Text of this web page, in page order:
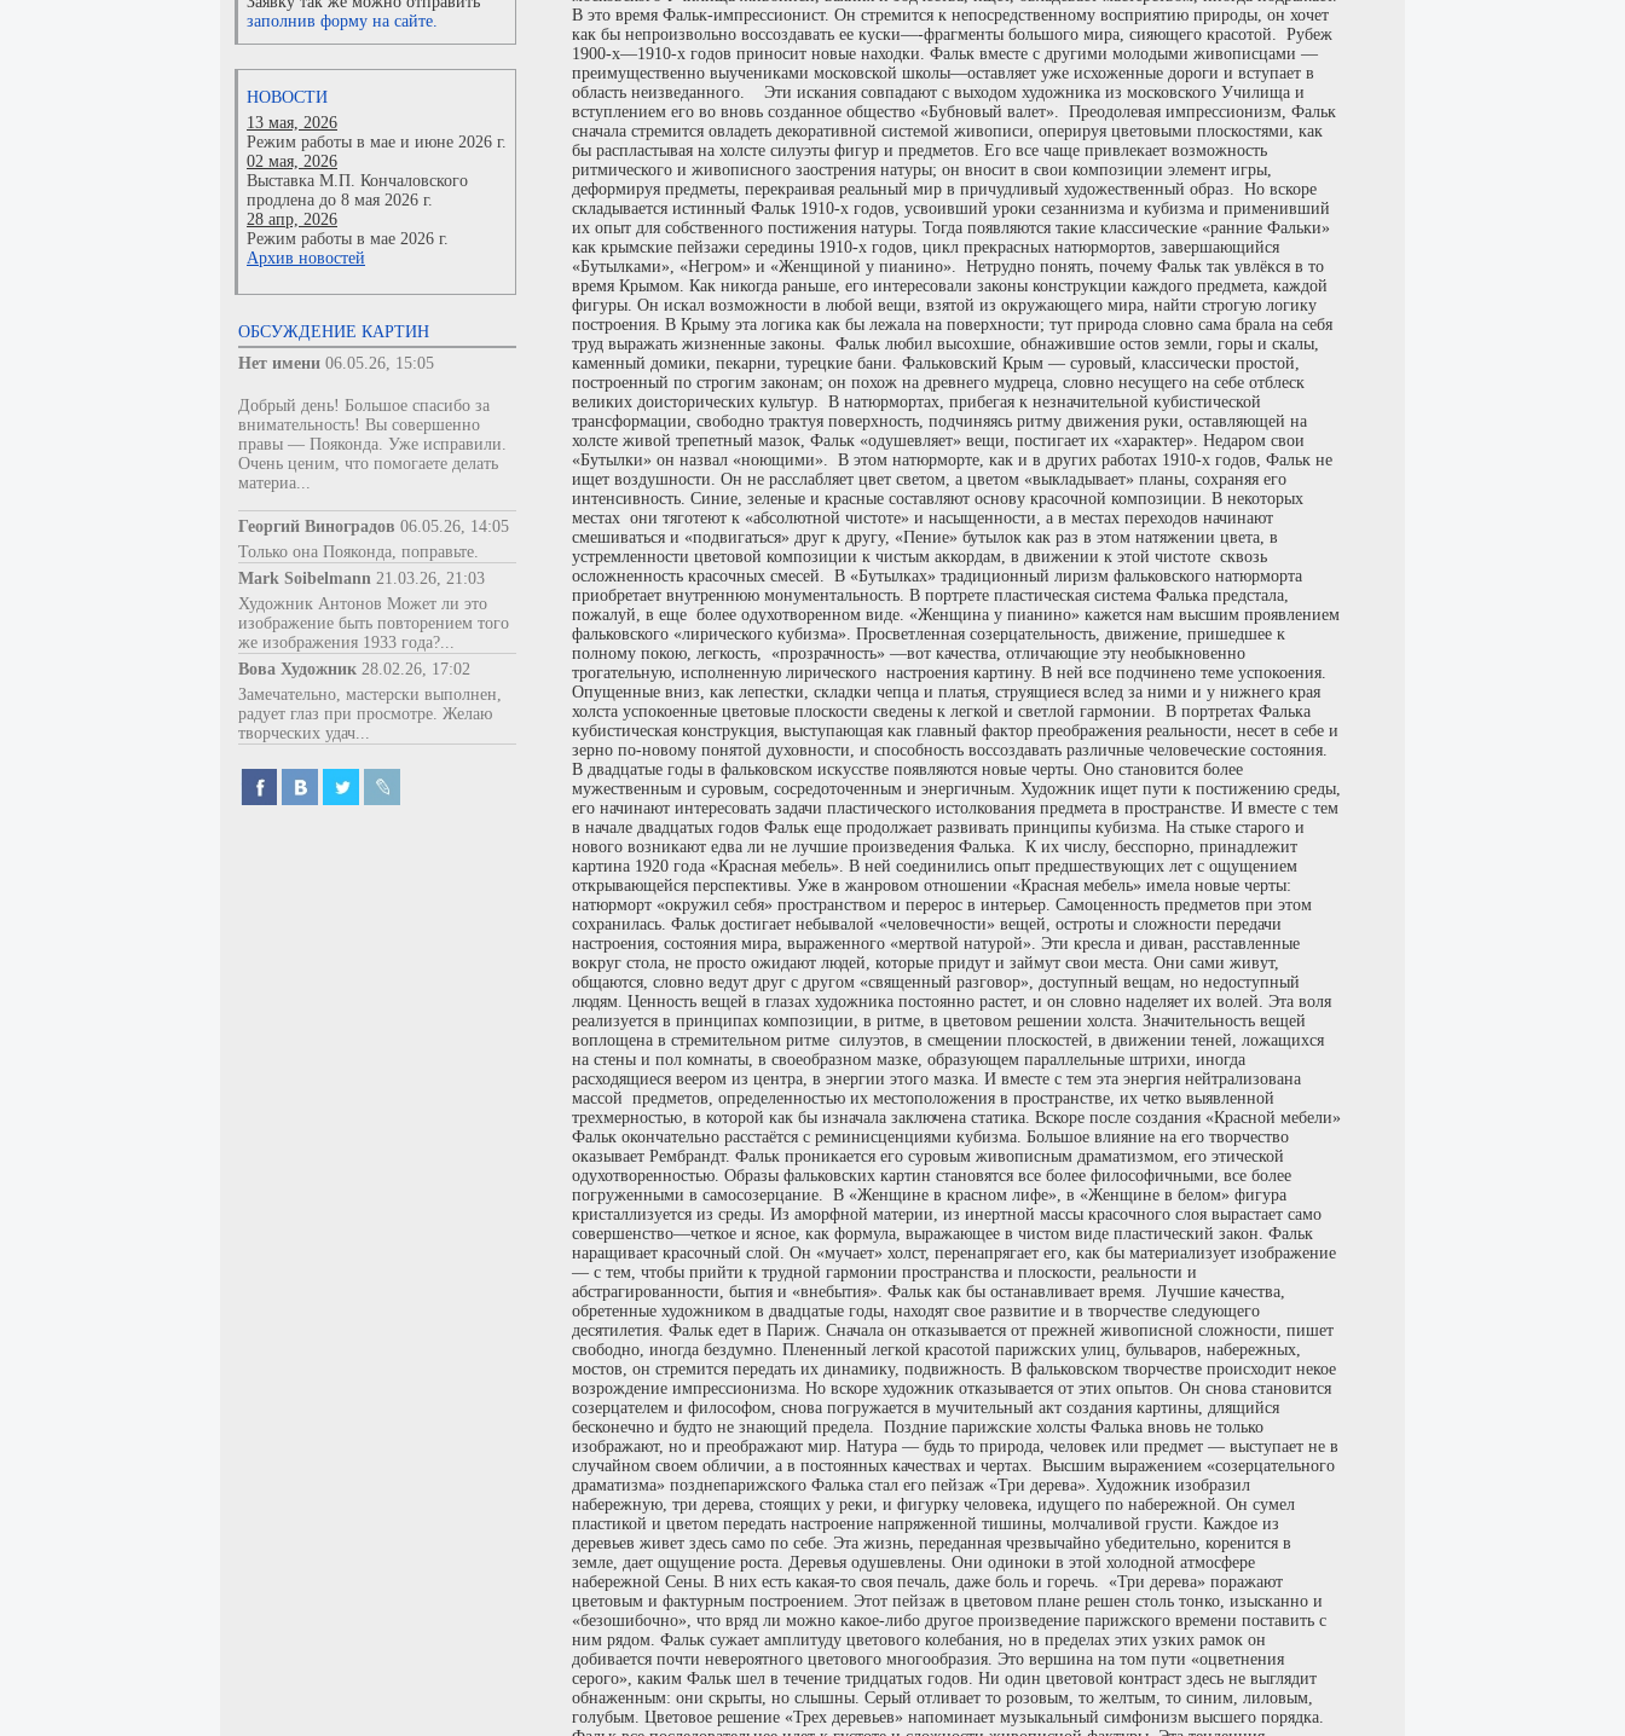
заполнив форму на сайте.
НОВОСТИ
13 мая, 2026
Режим работы в мае и июне 2026 г.
02 мая, 2026
Выставка М.П. Кончаловского
продлена до 8 мая 2026 г.
28 апр, 2026
Режим работы в мае 2026 г.
Архив новостей
ОБСУЖДЕНИЕ КАРТИН
Нет имени 06.05.26, 15:05
Добрый день! Большое спасибо за
внимательность! Вы совершенно
правы — Пояконда. Уже исправили.
Очень ценим, что помогаете делать
материа...
Георгий Виноградов 06.05.26, 14:05
Только она Пояконда, поправьте.
Mark Soibelmann 21.03.26, 21:03
Художник Антонов Может ли это
изображение быть повторением того
же изображения 1933 года?...
Вова Художник 28.02.26, 17:02
Замечательно, мастерски выполнен,
радует глаз при просмотре. Желаю
творческих удач...